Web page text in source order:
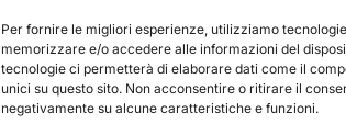
Per fornire le migliori esperienze, utilizziamo
memorizzare e/o accedere alle informazioni del
tecnologie ci permetterà di elaborare dati come il
unici su questo sito. Non acconsentire o ritirare il
negativamente su alcune caratteristiche e funzioni.